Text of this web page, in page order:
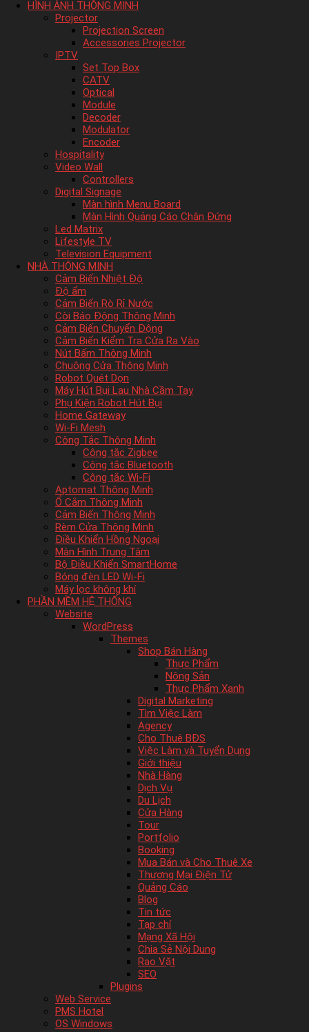
HÌNH ẢNH THÔNG MINH
Projector
Projection Screen
Accessories Projector
IPTV
Set Top Box
CATV
Optical
Module
Decoder
Modulator
Encoder
Hospitality
Video Wall
Controllers
Digital Signage
Màn hình Menu Board
Màn Hình Quảng Cáo Chân Đứng
Led Matrix
Lifestyle TV
Television Equipment
NHÀ THÔNG MINH
Cảm Biến Nhiệt Độ
Độ ẩm
Cảm Biến Rò Rỉ Nước
Còi Báo Động Thông Minh
Cảm Biến Chuyển Động
Cảm Biến Kiểm Tra Cửa Ra Vào
Nút Bấm Thông Minh
Chuông Cửa Thông Minh
Robot Quét Dọn
Máy Hút Bụi Lau Nhà Cầm Tay
Phụ Kiện Robot Hút Bụi
Home Gateway
Wi-Fi Mesh
Công Tắc Thông Minh
Công tắc Zigbee
Công tắc Bluetooth
Công tắc Wi-Fi
Aptomat Thông Minh
Ổ Cắm Thông Minh
Cảm Biến Thông Minh
Rèm Cửa Thông Minh
Điều Khiển Hồng Ngoại
Màn Hình Trung Tâm
Bộ Điều Khiển SmartHome
Bóng đèn LED Wi-Fi
Máy lọc không khí
PHẦN MỀM HỆ THỐNG
Website
WordPress
Themes
Shop Bán Hàng
Thực Phẩm
Nông Sản
Thực Phẩm Xanh
Digital Marketing
Tìm Việc Làm
Agency
Cho Thuê BĐS
Việc Làm và Tuyển Dụng
Giới thiệu
Nhà Hàng
Dịch Vụ
Du Lịch
Cửa Hàng
Tour
Portfolio
Booking
Mua Bán và Cho Thuê Xe
Thương Mại Điện Tử
Quảng Cáo
Blog
Tin tức
Tạp chí
Mạng Xã Hội
Chia Sẻ Nội Dung
Rao Vặt
SEO
Plugins
Web Service
PMS Hotel
OS Windows